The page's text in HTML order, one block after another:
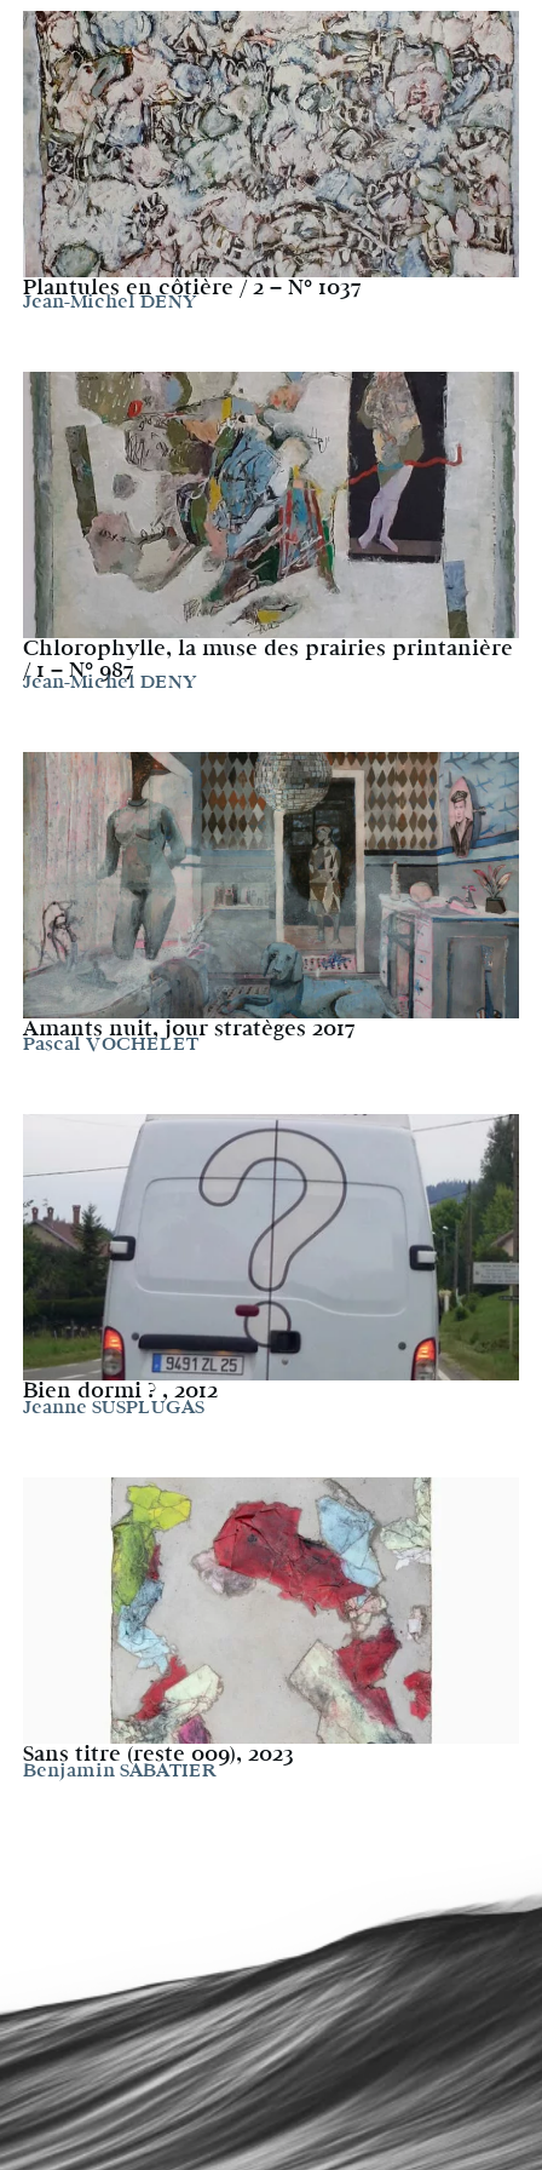
Plantules en côtière / 2 – N° 1037
Jean-Michel DENY
Chlorophylle, la muse des prairies printanière
/ 1 – N° 987
Jean-Michel DENY
Amants nuit, jour stratèges 2017
Pascal VOCHELET
Bien dormi ? , 2012
Jeanne SUSPLUGAS
Sans titre (reste 009), 2023
Benjamin SABATIER